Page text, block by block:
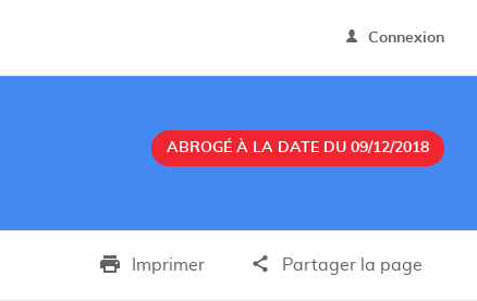
Connexion
ABROGÉ À LA DATE DU 09/12/2018
Imprimer Partager la page